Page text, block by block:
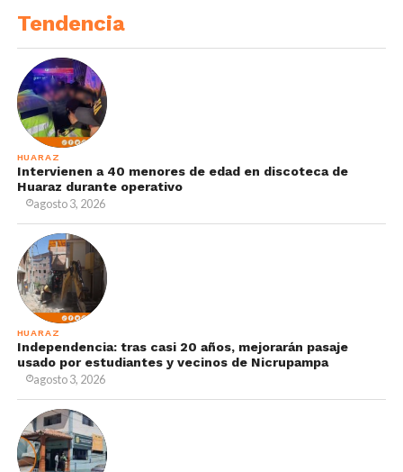
Tendencia
HUARAZ
Intervienen a 40 menores de edad en discoteca de
Huaraz durante operativo
agosto 3, 2026
HUARAZ
Independencia: tras casi 20 años, mejorarán pasaje
usado por estudiantes y vecinos de Nicrupampa
agosto 3, 2026